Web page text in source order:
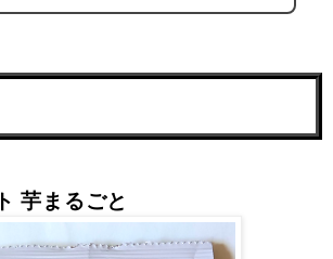
芋まるごと